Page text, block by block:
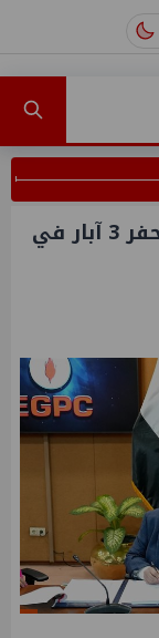
برينكو مصر تضخ 46 مليون دولار لحفر 3 آبار في